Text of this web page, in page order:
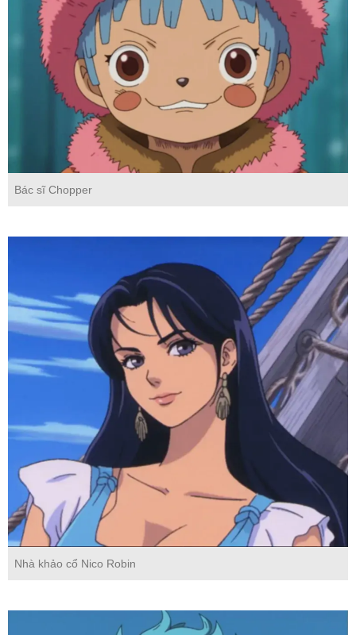
Bác sĩ Chopper
Nhà khảo cổ Nico Robin